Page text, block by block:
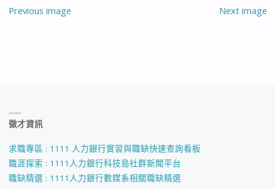
Previous image Next image
徵才資訊
求職專區 : 1111 人力銀行實習與職缺快速查詢看板
職涯探索 : 1111人力銀行科技島社群新聞平台
職缺精選 : 1111人力銀行數媒系相關職缺精選